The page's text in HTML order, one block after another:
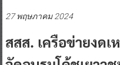
27 พฤษภาคม 2024
สสส. เครือข่ายงด